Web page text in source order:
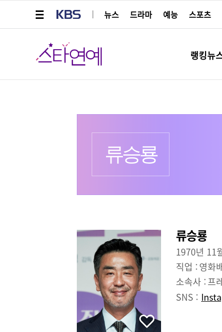
뉴스
드라마 예능 스포츠
스타연예
랭킹뉴
류승룡
프로필
류승룡
출생 :
1970년 11
직업 :영화
소속사 :프
SNS :
더보기